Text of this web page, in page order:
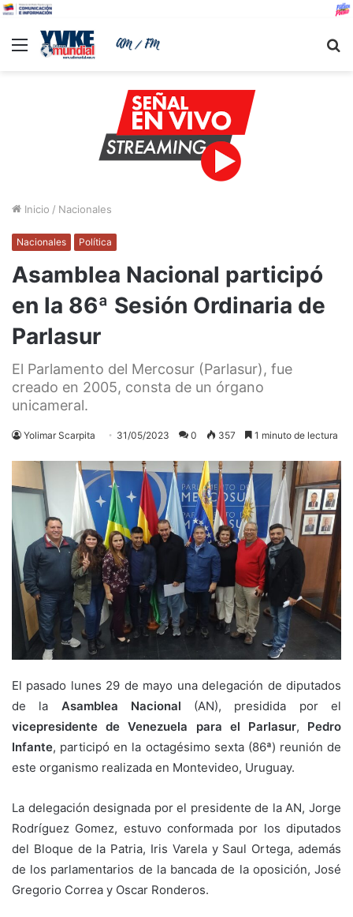
Menu
Inicio / Nacionales
Nacionales Política
Asamblea Nacional participó
en la 86ª Sesión Ordinaria de
Parlasur
El Parlamento del Mercosur (Parlasur), fue
creado en 2005, consta de un órgano
unicameral.
Yolimar Scarpita 31/05/2023 0 357 1 minuto de lectura
El pasado lunes 29 de mayo una delegación de diputados
de la Asamblea Nacional (AN), presidida por el
vicepresidente de Venezuela para el Parlasur, Pedro
Infante, participó en la octagésimo sexta (86ª) reunión de
este organismo realizada en Montevideo, Uruguay.
La delegación designada por el presidente de la AN, Jorge
Rodríguez Gomez, estuvo conformada por los diputados
del Bloque de la Patria, Iris Varela y Saul Ortega, además
de los parlamentarios de la bancada de la oposición, José
Gregorio Correa y Oscar Ronderos.